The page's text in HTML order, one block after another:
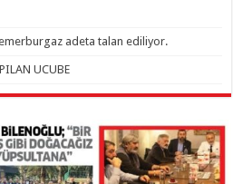
adeta talan ediliyor.
UCUBE